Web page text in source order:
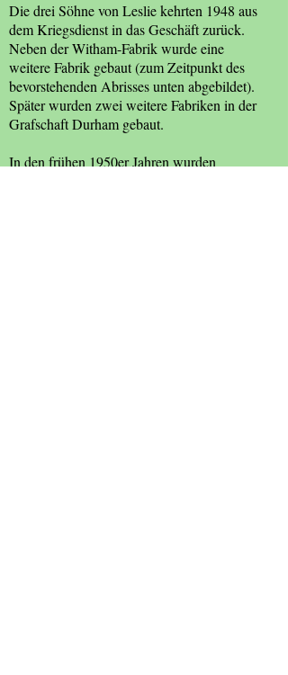
Die drei Söhne von Leslie kehrten 1948 aus
dem Kriegsdienst in das Geschäft zurück.
Neben der Witham-Fabrik wurde eine
weitere Fabrik gebaut (zum Zeitpunkt des
bevorstehenden Abrisses unten abgebildet).
Später wurden zwei weitere Fabriken in der
Grafschaft Durham gebaut.
In den frühen 1950er Jahren wurden